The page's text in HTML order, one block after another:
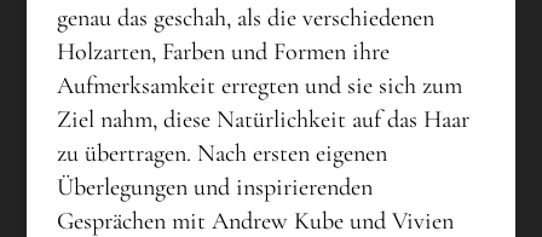
genau das geschah, als die verschiedenen
Holzarten, Farben und Formen ihre
Aufmerksamkeit erregten und sie sich zum
Ziel nahm, diese Natürlichkeit auf das Haar
zu übertragen. Nach ersten eigenen
Überlegungen und inspirierenden
Gesprächen mit Andrew Kube und Vivien